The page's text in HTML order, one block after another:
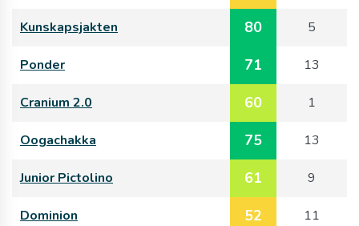
Kunskapsjakten 80 5
Ponder 71 13
Cranium 2.0 60 1
Oogachakka 75 13
Junior Pictolino 61 9
Dominion 52 11